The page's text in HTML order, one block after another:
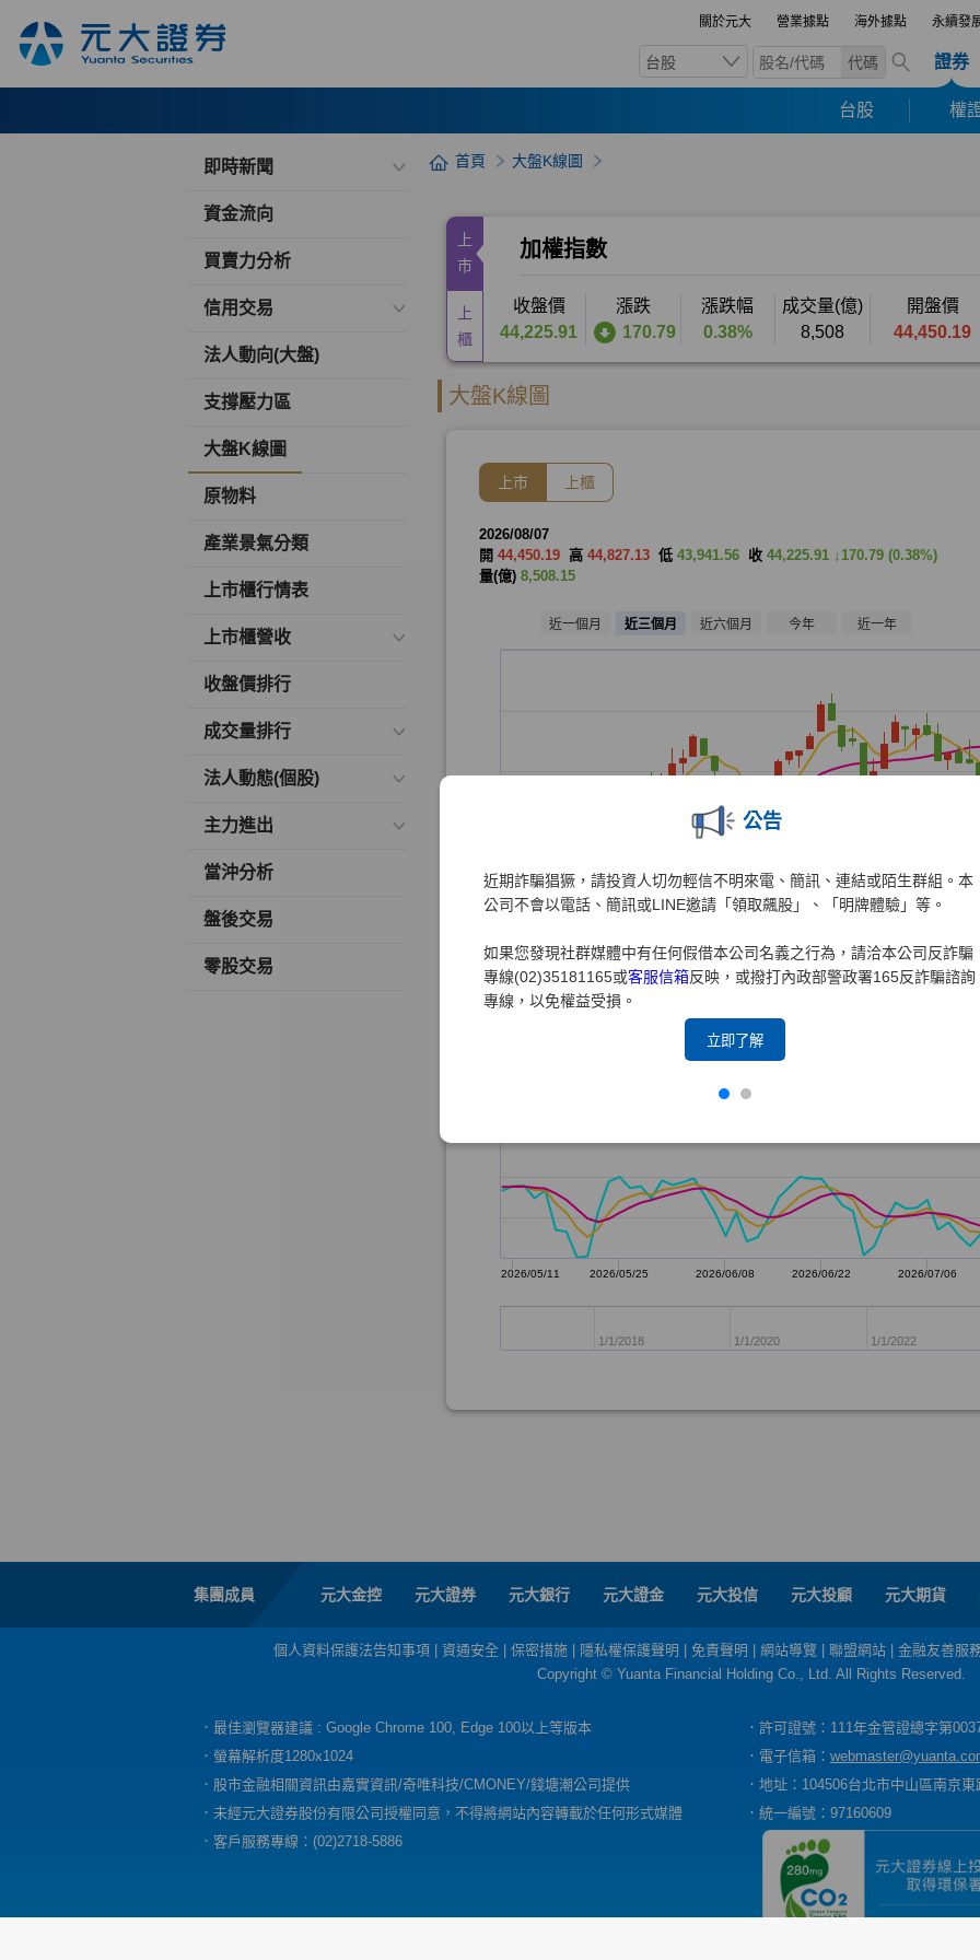
關於元大 營業據點 海外據點 永續發
台股 代碼 證券
台股 權
公告
近期詐騙猖獗，請投資人切勿輕信不明來電、簡訊、連結或陌生群組。本
公司不會以電話、簡訊或LINE邀請「領取飆股」、「明牌體驗」等。
如果您發現社群媒體中有任何假借本公司名義之行為，請洽本公司反詐騙
專線(02)35181165或客服信箱反映，或撥打內政部警政署165反詐騙諮詢
專線，以免權益受損。
立即了解
即時新聞
資金流向
買賣力分析
信用交易
法人動向(大盤)
支撐壓力區
大盤K線圖
原物料
產業景氣分類
上市櫃行情表
上市櫃營收
收盤價排行
成交量排行
法人動態(個股)
主力進出
當沖分析
盤後交易
零股交易
首頁 大盤K線圖
集團成員 元大金控 元大證券 元大銀行 元大證金 元大投信 元大投顧 元大期貨
個人資料保護法告知事項 資通安全 保密措施 隱私權保護聲明 免責聲明 網站導覽 聯盟網站
金融友善服
Copyright © Yuanta Financial Holding Co., Ltd. All Rights Reserved.
．最佳瀏覽器建議 : Google Chrome 100, Edge 100以上等版本
．許可證號：111年金管證總字第
．螢幕解析度1280x1024
．電子信箱：
．股市金融相關資訊由嘉實資訊/奇唯科技/CMONEY/錢塘潮公司提供
．地址：104506台北市中山區南京
．未經元大證券股份有限公司授權同意，不得將網站內容轉載於任何形式媒體
．統一編號：97160609
．客戶服務專線：(02)2718-5886